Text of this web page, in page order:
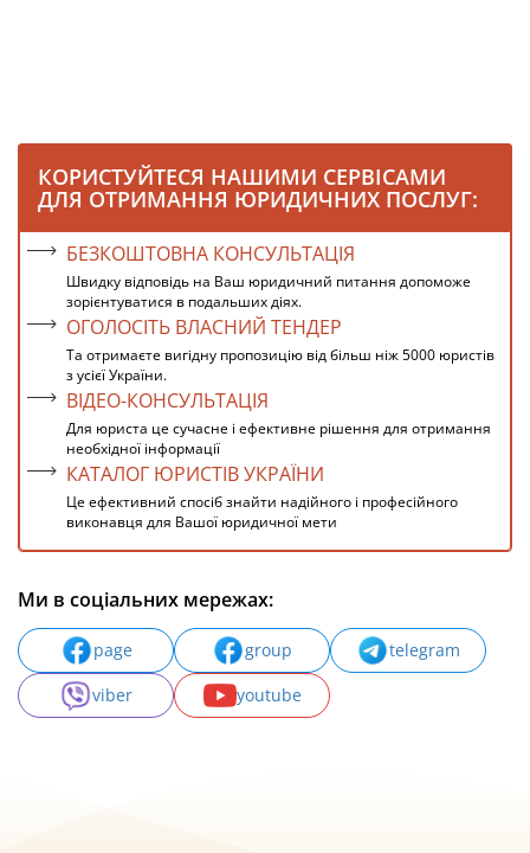
КОРИСТУЙТЕСЯ НАШИМИ СЕРВІСАМИ
ДЛЯ ОТРИМАННЯ ЮРИДИЧНИХ ПОСЛУГ:
БЕЗКОШТОВНА КОНСУЛЬТАЦІЯ
Швидку відповідь на Ваш юридичний питання допоможе
зорієнтуватися в подальших діях.
ОГОЛОСІТЬ ВЛАСНИЙ ТЕНДЕР
Та отримаєте вигідну пропозицію від більш ніж 5000 юристів
з усієї України.
ВІДЕО-КОНСУЛЬТАЦІЯ
Для юриста це сучасне і ефективне рішення для отримання
необхідної інформації
КАТАЛОГ ЮРИСТІВ УКРАЇНИ
Це ефективний спосіб знайти надійного і професійного
виконавця для Вашої юридичної мети
Ми в соціальних мережах:
page group
telegram
viber
youtube